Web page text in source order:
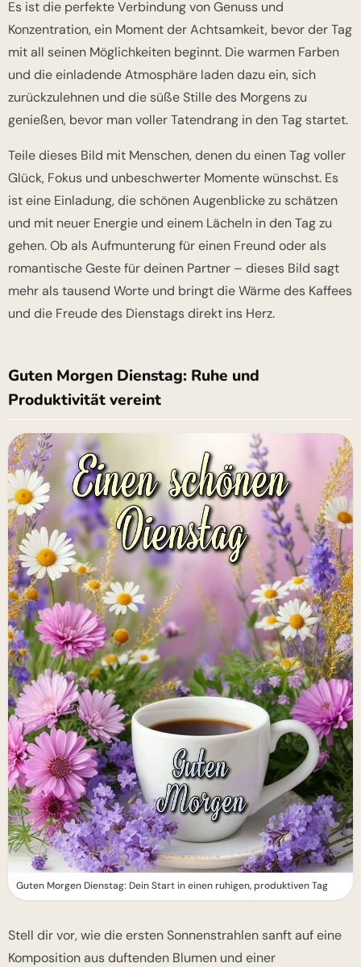
Es ist die perfekte Verbindung von Genuss und
Konzentration, ein Moment der Achtsamkeit, bevor der Tag
mit all seinen Möglichkeiten beginnt. Die warmen Farben
und die einladende Atmosphäre laden dazu ein, sich
zurückzulehnen und die süße Stille des Morgens zu
genießen, bevor man voller Tatendrang in den Tag startet.
Teile dieses Bild mit Menschen, denen du einen Tag voller
Glück, Fokus und unbeschwerter Momente wünschst. Es
ist eine Einladung, die schönen Augenblicke zu schätzen
und mit neuer Energie und einem Lächeln in den Tag zu
gehen. Ob als Aufmunterung für einen Freund oder als
romantische Geste für deinen Partner – dieses Bild sagt
mehr als tausend Worte und bringt die Wärme des Kaffees
und die Freude des Dienstags direkt ins Herz.
Guten Morgen Dienstag: Ruhe und
Produktivität vereint
Guten Morgen Dienstag: Dein Start in einen ruhigen, produktiven Tag
Stell dir vor, wie die ersten Sonnenstrahlen sanft auf eine
Komposition aus duftenden Blumen und einer